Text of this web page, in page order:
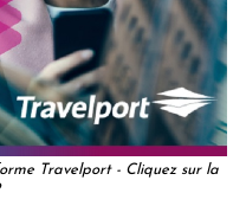
Travelport - Cliquez sur la